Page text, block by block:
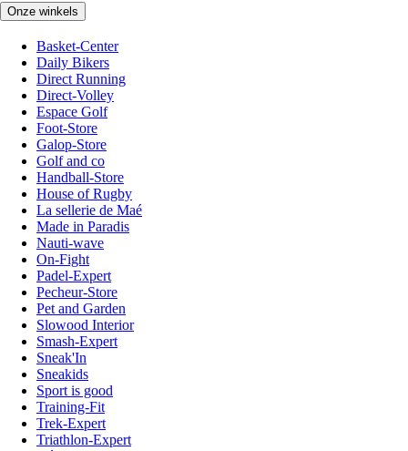
Onze winkels
Basket-Center
Daily Bikers
Direct Running
Direct-Volley
Espace Golf
Foot-Store
Galop-Store
Golf and co
Handball-Store
House of Rugby
La sellerie de Maé
Made in Paradis
Nauti-wave
On-Fight
Padel-Expert
Pecheur-Store
Pet and Garden
Slowood Interior
Smash-Expert
Sneak'In
Sneakids
Sport is good
Training-Fit
Trek-Expert
Triathlon-Expert